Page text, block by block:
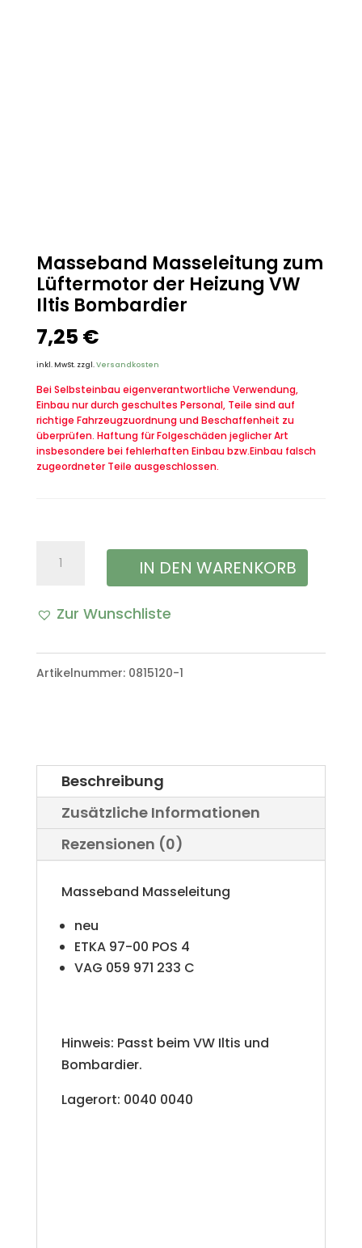
Masseband Masseleitung zum
Lüftermotor der Heizung VW
Iltis Bombardier
7,25 €
inkl. MwSt. zzgl.Versandkosten
Bei Selbsteinbau eigenverantwortliche Verwendung,
Einbau nur durch geschultes Personal, Teile sind auf
richtige Fahrzeugzuordnung und Beschaffenheit zu
überprüfen. Haftung für Folgeschäden jeglicher Art
insbesondere bei fehlerhaften Einbau bzw.Einbau falsch
zugeordneter Teile ausgeschlossen.
Masseband
Masseleitung
zum
der
Iltis
Bombardier
Menge
IN DEN WARENKORB
Zur Wunschliste
Artikelnummer: 0815120-1
Beschreibung
Zusätzliche Informationen
Rezensionen (0)
Masseband Masseleitung
neu
ETKA 97-00 POS 4
VAG 059 971 233 C
Hinweis: Passt beim VW Iltis und
Bombardier.
Lagerort: 0040 0040